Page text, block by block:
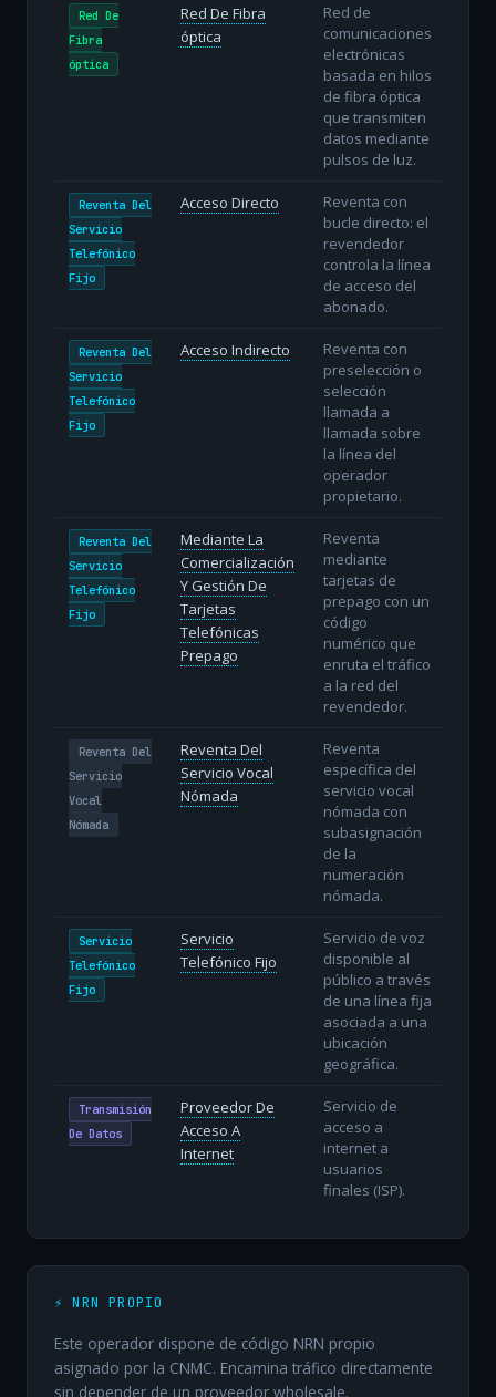
Red De
Fibra
óptica
Red De Fibra
óptica
Red de
comunicaciones
electrónicas
basada en hilos
de fibra óptica
que transmiten
datos mediante
pulsos de luz.
Reventa Del
Servicio
Telefónico
Fijo
Acceso Directo
Reventa con
bucle directo: el
revendedor
controla la línea
de acceso del
abonado.
Reventa Del
Servicio
Telefónico
Fijo
Acceso Indirecto
Reventa con
preselección o
selección
llamada a
llamada sobre
la línea del
operador
propietario.
Reventa Del
Servicio
Telefónico
Fijo
Mediante La
Comercialización
Y Gestión De
Tarjetas
Telefónicas
Prepago
Reventa
mediante
tarjetas de
prepago con un
código
numérico que
enruta el tráfico
a la red del
revendedor.
Reventa Del
Servicio
Vocal
Nómada
Reventa Del
Servicio Vocal
Nómada
Reventa
específica del
servicio vocal
nómada con
subasignación
de la
numeración
nómada.
Servicio
Telefónico
Fijo
Servicio
Telefónico Fijo
Servicio de voz
disponible al
público a través
de una línea fija
asociada a una
ubicación
geográfica.
Transmisión
De Datos
Proveedor De
Acceso A
Internet
Servicio de
acceso a
internet a
usuarios
finales (ISP).
⚡ NRN PROPIO
Este operador dispone de código NRN propio
asignado por la CNMC. Encamina tráfico directamente
sin depender de un proveedor wholesale.